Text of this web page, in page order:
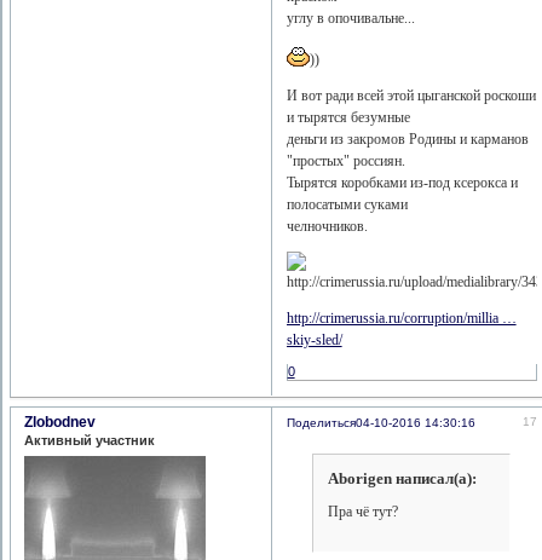
углу в опочивальне...
))
И вот ради всей этой цыганской роскоши
и тырятся безумные
деньги из закромов Родины и карманов
"простых" россиян.
Тырятся коробками из-под ксерокса и
полосатыми суками
челночников.
http://crimerussia.ru/corruption/millia …
skiy-sled/
0
Поделиться 17
04-10-2016 14:30:16
Zlobodnev
Активный участник
Aborigen написал(а):
Пра чё тут?